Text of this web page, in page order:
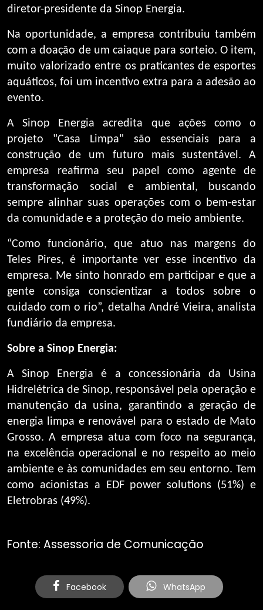
diretor-presidente da Sinop Energia.
Na oportunidade, a empresa contribuiu também
com a doação de um caiaque para sorteio. O item,
muito valorizado entre os praticantes de esportes
aquáticos, foi um incentivo extra para a adesão ao
evento.
A Sinop Energia acredita que ações como o
projeto "Casa Limpa" são essenciais para a
construção de um futuro mais sustentável. A
empresa reafirma seu papel como agente de
transformação social e ambiental, buscando
sempre alinhar suas operações com o bem-estar
da comunidade e a proteção do meio ambiente.
“Como funcionário, que atuo nas margens do
Teles Pires, é importante ver esse incentivo da
empresa. Me sinto honrado em participar e que a
gente consiga conscientizar a todos sobre o
cuidado com o rio”, detalha André Vieira, analista
fundiário da empresa.
Sobre a Sinop Energia:
A Sinop Energia é a concessionária da Usina
Hidrelétrica de Sinop, responsável pela operação e
manutenção da usina, garantindo a geração de
energia limpa e renovável para o estado de Mato
Grosso. A empresa atua com foco na segurança,
na excelência operacional e no respeito ao meio
ambiente e às comunidades em seu entorno. Tem
como acionistas a EDF power solutions (51%) e
Eletrobras (49%).
Fonte: Assessoria de Comunicação
Facebook WhatsApp